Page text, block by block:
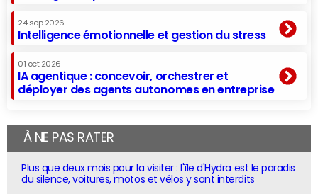
24 sep 2026
Intelligence émotionnelle et gestion du stress
01 oct 2026
IA agentique : concevoir, orchestrer et
déployer des agents autonomes en entreprise
À NE PAS RATER
Plus que deux mois pour la visiter : l'île d'Hydra est le paradis
du silence, voitures, motos et vélos y sont interdits